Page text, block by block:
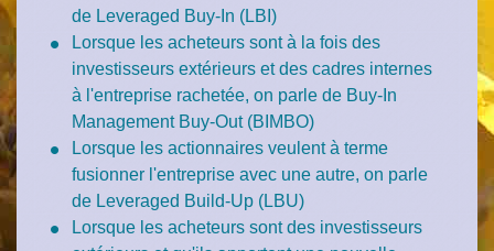
de Leveraged Buy-In (LBI)
Lorsque les acheteurs sont à la fois des
investisseurs extérieurs et des cadres internes
à l'entreprise rachetée, on parle de Buy-In
Management Buy-Out(BIMBO)
Lorsque les actionnaires veulent à terme
fusionner l'entreprise avec une autre, on parle
de Leveraged Build-Up (LBU)
Lorsque les acheteurs sont des investisseurs